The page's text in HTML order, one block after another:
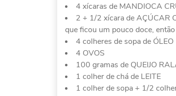
4 xícaras de MANDIOCA
2 + 1/2 xícara de AÇÚCAR
que ficou um pouco doce,
4 colheres de sopa de ÓLEO
4 OVOS
100 gramas de QUEIJO
1 colher de chá de LEITE
1 colher de sopa + 1/2